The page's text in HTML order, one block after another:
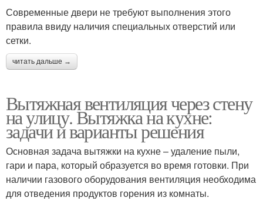
Современные двери не требуют выполнения этого
правила ввиду наличия специальных отверстий или
сетки.
читать дальше →
Вытяжная вентиляция через стену
на улицу. Вытяжка на кухне:
задачи и варианты решения
Основная задача вытяжки на кухне – удаление пыли,
гари и пара, который образуется во время готовки. При
наличии газового оборудования вентиляция необходима
для отведения продуктов горения из комнаты.